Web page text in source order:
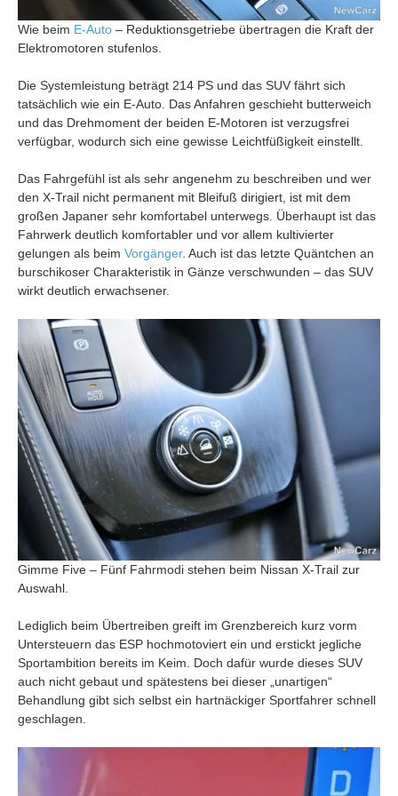
Wie beim E-Auto – Reduktionsgetriebe übertragen die Kraft der
Elektromotoren stufenlos.
Die Systemleistung beträgt 214 PS und das SUV fährt sich
tatsächlich wie ein E-Auto. Das Anfahren geschieht butterweich
und das Drehmoment der beiden E-Motoren ist verzugsfrei
verfügbar, wodurch sich eine gewisse Leichtfüßigkeit einstellt.
Das Fahrgefühl ist als sehr angenehm zu beschreiben und wer
den X-Trail nicht permanent mit Bleifuß dirigiert, ist mit dem
großen Japaner sehr komfortabel unterwegs. Überhaupt ist das
Fahrwerk deutlich komfortabler und vor allem kultivierter
gelungen als beim Vorgänger. Auch ist das letzte Quäntchen an
burschikoser Charakteristik in Gänze verschwunden – das SUV
wirkt deutlich erwachsener.
Gimme Five – Fünf Fahrmodi stehen beim Nissan X-Trail zur
Auswahl.
Lediglich beim Übertreiben greift im Grenzbereich kurz vorm
Untersteuern das ESP hochmotoviert ein und erstickt jegliche
Sportambition bereits im Keim. Doch dafür wurde dieses SUV
auch nicht gebaut und spätestens bei dieser „unartigen“
Behandlung gibt sich selbst ein hartnäckiger Sportfahrer schnell
geschlagen.